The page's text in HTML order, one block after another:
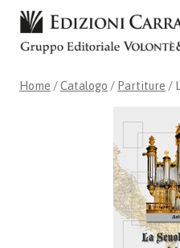
Salta
contenuto
Home /Catalogo / Partiture /